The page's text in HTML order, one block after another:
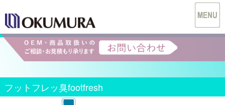
フットフレッ臭footfresh